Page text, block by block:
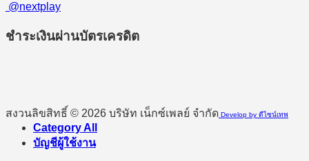
@nextplay
ชำระเงินผ่านบัตรเครดิต
สงวนลิขสิทธิ์ © 2026 บริษัท เน็กซ์เพลย์ จำกัด Develop by ดีไซน์เทพ
Category All
บัญชีผู้ใช้งาน